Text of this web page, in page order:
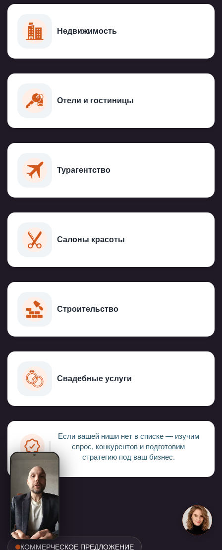
Недвижимость
Отели и гостиницы
Турагентство
Салоны красоты
Строительство
Свадебные услуги
Если вашей ниши нет в списке — изучим
спрос, конкурентов и подготовим
стратегию под ваш бизнес.
КОММЕРЧЕСКОЕ ПРЕДЛОЖЕНИЕ